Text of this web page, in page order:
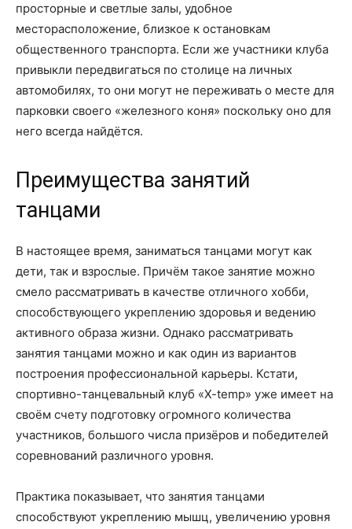
просторные и светлые залы, удобное
месторасположение, близкое к остановкам
общественного транспорта. Если же участники клуба
привыкли передвигаться по столице на личных
автомобилях, то они могут не переживать о месте для
парковки своего «железного коня» поскольку оно для
него всегда найдётся.
Преимущества занятий
танцами
В настоящее время, заниматься танцами могут как
дети, так и взрослые. Причём такое занятие можно
смело рассматривать в качестве отличного хобби,
способствующего укреплению здоровья и ведению
активного образа жизни. Однако рассматривать
занятия танцами можно и как один из вариантов
построения профессиональной карьеры. Кстати,
спортивно-танцевальный клуб «X-temp» уже имеет на
своём счету подготовку огромного количества
участников, большого числа призёров и победителей
соревнований различного уровня.
Практика показывает, что занятия танцами
способствуют укреплению мышц, увеличению уровня